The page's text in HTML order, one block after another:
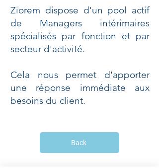
Ziorem dispose d'un pool actif
de Managers intérimaires
spécialisés par fonction et par
secteur d'activité.
Cela nous permet d'apporter
une réponse immédiate aux
besoins du client.
Back